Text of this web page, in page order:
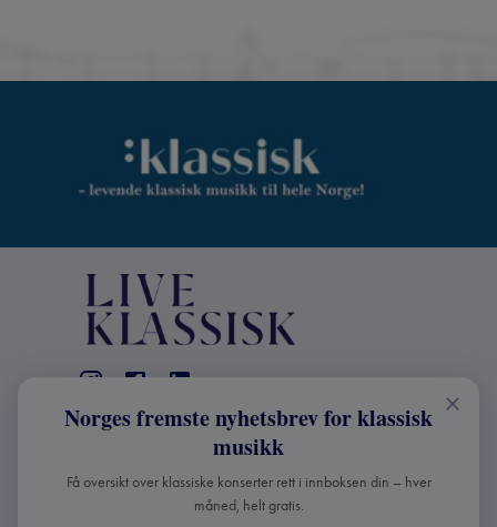
KONTAKT
Live Klassisk: +47 98670803
info@liveklassisk.no
Norges fremste nyhetsbrev for klassisk
musikk
Få oversikt over klassiske konserter rett i innboksen din – hver
måned, helt gratis.